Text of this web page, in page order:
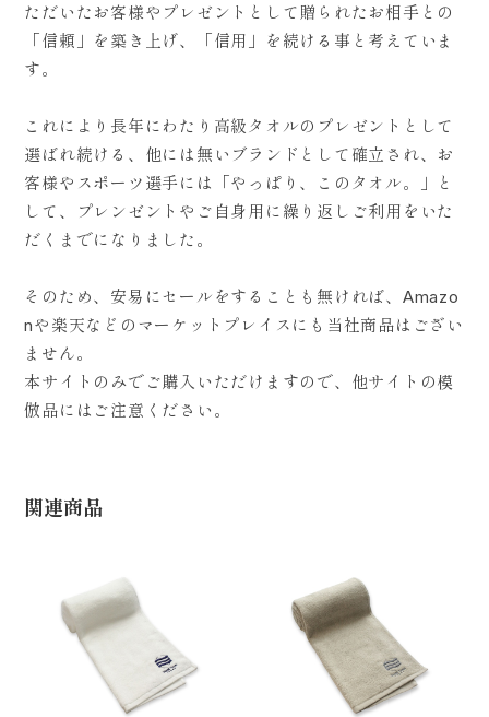
ただいたお客様やプレゼントとして贈られたお相手との
「信頼」を築き上げ、「信用」を続ける事と考えていま
す。
これにより長年にわたり高級タオルのプレゼントとして
選ばれ続ける、他には無いブランドとして確立され、お
客様やスポーツ選手には「やっぱり、このタオル。」と
して、プレンゼントやご自身用に繰り返しご利用をいた
だくまでになりました。
そのため、安易にセールをすることも無ければ、Amazo
nや楽天などのマーケットプレイスにも当社商品はござい
ません。
本サイトのみでご購入いただけますので、他サイトの模
倣品にはご注意ください。
関連商品